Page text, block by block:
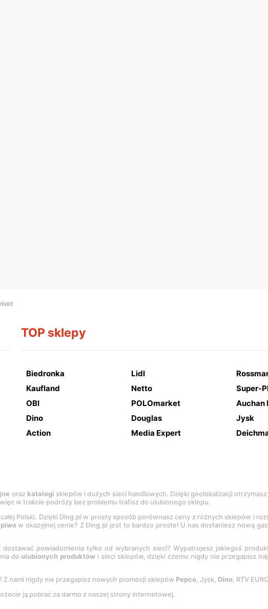
TOP sklepy
Biedronka Lidl
Kaufland
Netto Super-
OBI
POLOmarket Auchan
Dino
Douglas Jysk
Action
Media Expert
oraz katalogi sklepów i dużych sieci handlowych. Dzięki geolokalizacji
w trakcie podróży bez problemu trafisz do ulubionego sklepu.
całej Polski. Dzięki Ding.pl w prosty sposób porównasz ceny z różnych sklepów i
piwa w okazyjnej cenie? Z Ding.pl jest to bardzo proste! U nas dostaniesz nową
dostawać powiadomienia tylko od wybranych sieci? Wypatrujesz jakiegoś
do ulubionych produktów i sieci sklepów, dzięki czemu nigdy nie przegapisz
! Z nami nigdy nie przegapisz nowych promocji sklepów Pepco, Jysk, Dino, RTV
ją pobrać za darmo z naszej strony internetowej.